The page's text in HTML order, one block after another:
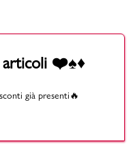
articoli ❤️♠️♦️
già presenti🔥